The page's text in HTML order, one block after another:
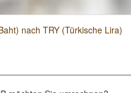
nach TRY (Türkische Lira)